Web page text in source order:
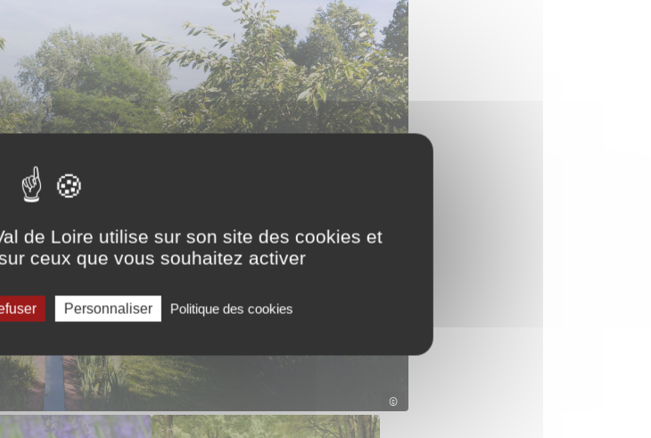
©
de Loire utilise sur son site des cookies et
ceux que vous souhaitez activer
Personnaliser Politique des cookies